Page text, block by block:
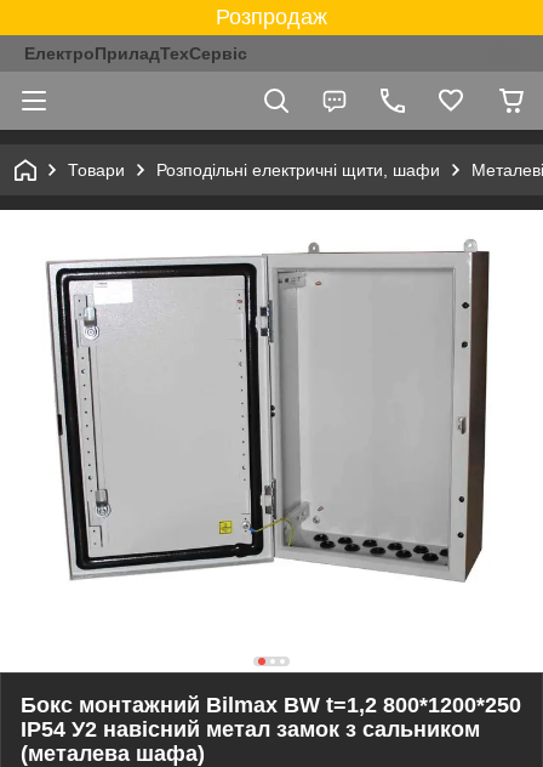
Розпродаж
ЕлектроПриладТехСервіс
Товари Розподільні електричні щити, шафи
Бокс монтажний Bilmax BW t=1,2 800*1200*250
IP54 У2 навісний метал замок з сальником
(металева шафа)